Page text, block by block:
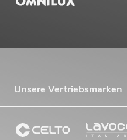
Unsere Vertriebsmarken